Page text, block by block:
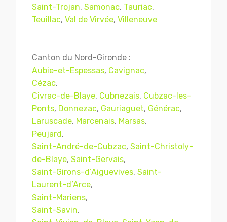
Saint-Trojan, Samonac, Tauriac,
Teuillac, Val de Virvée, Villeneuve
Canton du Nord-Gironde :
Aubie-et-Espessas, Cavignac,
Cézac,
Civrac-de-Blaye, Cubnezais, Cubzac-les-
Ponts, Donnezac, Gauriaguet, Générac,
Laruscade, Marcenais, Marsas,
Peujard,
Saint-André-de-Cubzac, Saint-Christoly-
de-Blaye, Saint-Gervais,
Saint-Girons-d’Aiguevives, Saint-
Laurent-d’Arce,
Saint-Mariens,
Saint-Savin,